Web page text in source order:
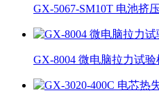
GX-5067-SM10T 电池挤
GX-8004 微电脑拉力试验